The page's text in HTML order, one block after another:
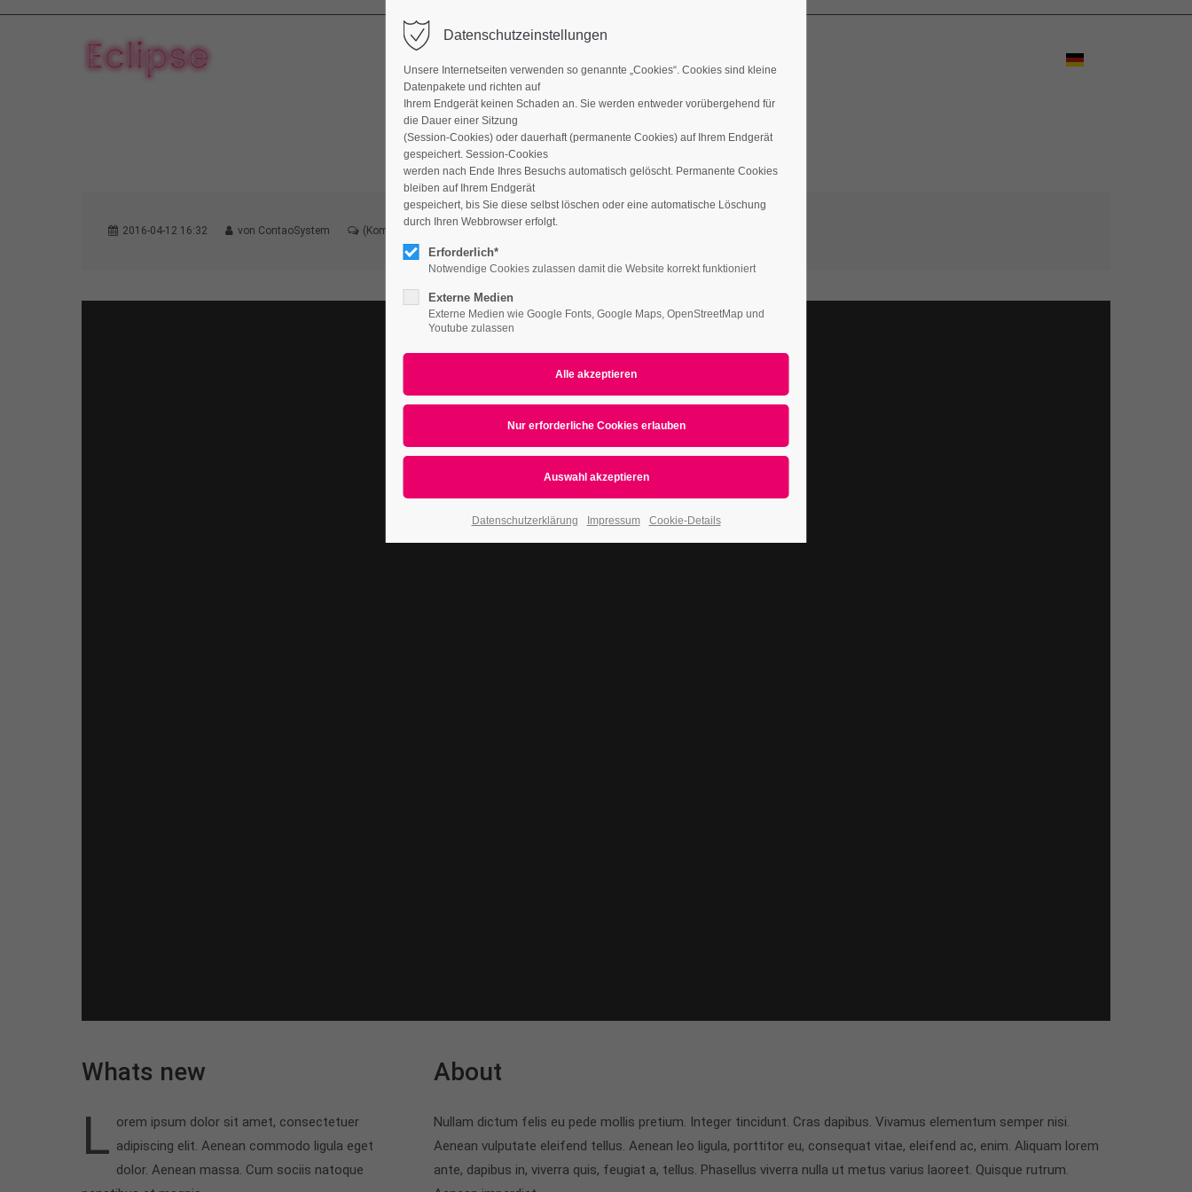
2016-04-12 16:32 von ContaoSystem (Kommentare: 0)
Whats new
L orem ipsum dolor sit amet, consectetuer
adipiscing elit. Aenean commodo ligula eget
dolor. Aenean massa. Cum sociis natoque
About
Nullam dictum felis eu pede mollis pretium. Integer tincidunt. Cras dapibus. Vivamus elementum semper nisi.
Aenean vulputate eleifend tellus. Aenean leo ligula, porttitor eu, consequat vitae, eleifend ac, enim. Aliquam lorem
ante, dapibus in, viverra quis, feugiat a, tellus. Phasellus viverra nulla ut metus varius laoreet. Quisque rutrum.
Datenschutzeinstellungen
Unsere Internetseiten verwenden so genannte „Cookies“. Cookies sind kleine
Datenpakete und richten auf
Ihrem Endgerät keinen Schaden an. Sie werden entweder vorübergehend für
die Dauer einer Sitzung
(Session-Cookies) oder dauerhaft (permanente Cookies) auf Ihrem Endgerät
gespeichert. Session-Cookies
werden nach Ende Ihres Besuchs automatisch gelöscht. Permanente Cookies
bleiben auf Ihrem Endgerät
gespeichert, bis Sie diese selbst löschen oder eine automatische Löschung
durch Ihren Webbrowser erfolgt.
Erforderlich*
Notwendige Cookies zulassen damit die Website korrekt funktioniert
Externe Medien
Externe Medien wie Google Fonts, Google Maps, OpenStreetMap und
Youtube zulassen
Datenschutzerklärung Impressum Cookie-Details